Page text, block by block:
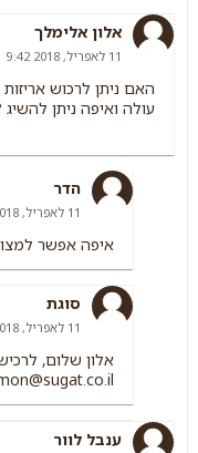
אלון אלימלך
11 לאפריל, 2018 9:42
האם ניתן לרכוש
עולה ואיפה ניתן
הדר
11 לאפריל, 2018 9:42
איפה אפשר
סוגת
11 לאפריל, 2018 9:42
אלון שלום,
ענבל לוור